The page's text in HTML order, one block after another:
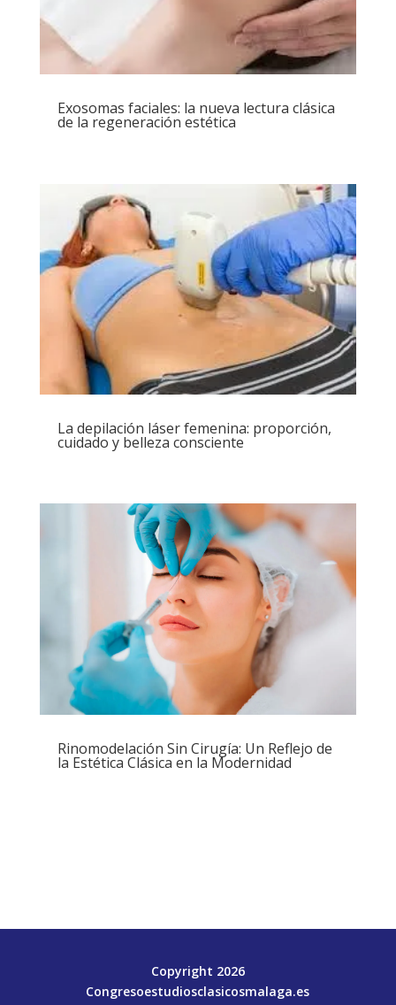
Exosomas faciales: la nueva lectura clásica
de la regeneración estética
La depilación láser femenina: proporción,
cuidado y belleza consciente
Rinomodelación Sin Cirugía: Un Reflejo de
la Estética Clásica en la Modernidad
Copyright 2026
Congresoestudiosclasicosmalaga.es